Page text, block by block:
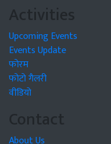
Activities
Upcoming Events
Events Update
फोरम
फोटो गैलरी
वीडियो
Contact
About Us